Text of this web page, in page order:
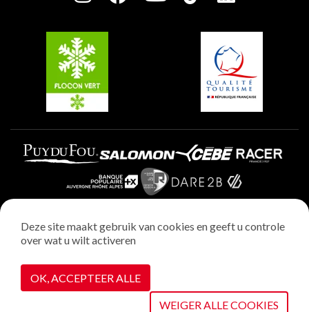
Plagne Villages
Plagne Aime 2000
Wettelijke vermeldingen
Privacybeleid
Realisatie : StudioJuillet
Cookiebeheer
Deze site maakt gebruik van cookies en geeft u controle
over wat u wilt activeren
OK, ACCEPTEER ALLE
WEIGER ALLE COOKIES